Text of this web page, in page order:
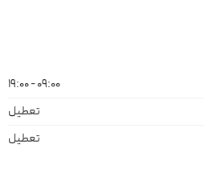
09:00 - 19:00
تعطیل
تعطیل